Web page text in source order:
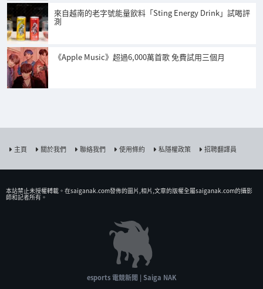
來自越南的老字號能量飲料「Sting Energy Drink」試喝評
測
《Apple Music》超過6,000萬首歌 免費試用三個月
主頁 關於我們 聯絡我們 使用條約 私隱權政策 招聘翻譯員
本站禁止未授權𨍭載。在saiganak.com發佈的圖片,相片,文章的版權全屬saiganak.com的攝影
師和記者所有。
esports 電競新聞 | Saiga NAK